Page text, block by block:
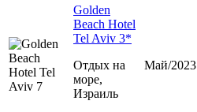
Golden
Beach Hotel
Tel Aviv 3*
Отдых на
море,
Израиль
Май/2023